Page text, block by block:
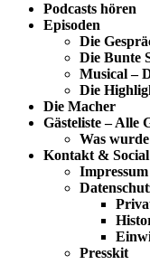
Podcasts hören
Episoden
Die
Die Bunte
Musical –
Die
Die Macher
Gästeliste – Alle
Was
Kontakt &
Impressum
Presskit